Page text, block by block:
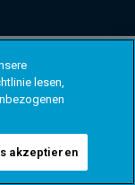
lesen,
akzeptieren